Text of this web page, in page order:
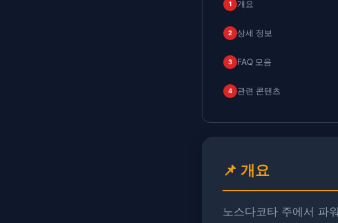
1 개요
2 상세 정보
3 FAQ 모음
4 관련 콘텐츠
📌 개요
노스다코타 주에서 파